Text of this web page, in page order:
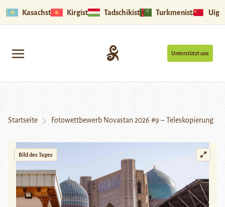
Kasachstan Kirgistan Tadschikistan Turkmenistan
Unterstützt uns
Startseite Fotowettbewerb Novastan 2026 #9 – Teleskopierung
Bild des Tages